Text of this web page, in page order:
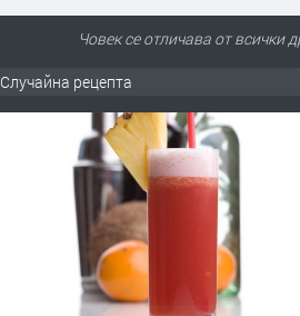
Човек се отличава от всички
Случайна рецепта